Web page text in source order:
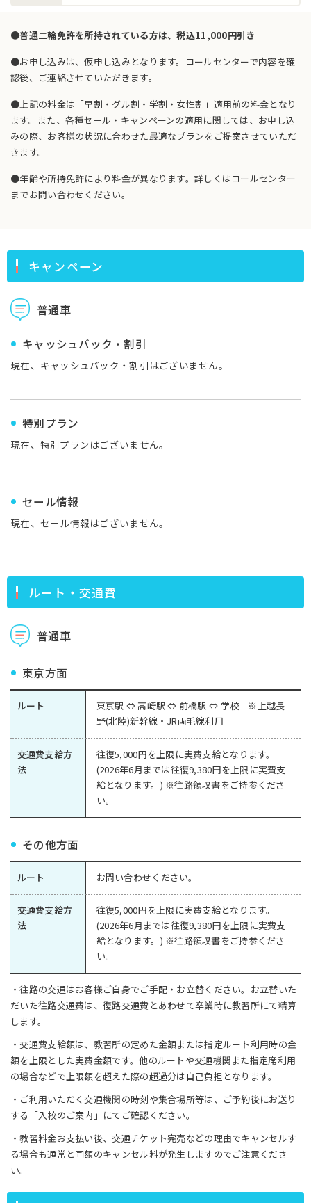
●普通二輪免許を所持されている方は、税込11,000円引き
●お申し込みは、仮申し込みとなります。コールセンターで内容を確
認後、ご連絡させていただきます。
●上記の料金は「早割・グル割・学割・女性割」適用前の料金となり
ます。また、各種セール・キャンペーンの適用に関しては、お申し込
みの際、お客様の状況に合わせた最適なプランをご提案させていただ
きます。
●年齢や所持免許により料金が異なります。詳しくはコールセンター
までお問い合わせください。
キャンペーン
普通車
キャッシュバック・割引
現在、キャッシュバック・割引はございません。
特別プラン
現在、特別プランはございません。
セール情報
現在、セール情報はございません。
ルート・交通費
普通車
東京方面
ルート
東京駅 ⇔ 高崎駅 ⇔ 前橋駅 ⇔ 学校 ※上越長
野(北陸)新幹線・JR両毛線利用
交通費支給方
法
往復5,000円を上限に実費支給となります。
(2026年6月までは往復9,380円を上限に実費支
給となります。) ※往路領収書をご持参くださ
い。
その他方面
ルート お問い合わせください。
交通費支給方
法
往復5,000円を上限に実費支給となります。
(2026年6月までは往復9,380円を上限に実費支
給となります。) ※往路領収書をご持参くださ
い。
・往路の交通はお客様ご自身でご手配・お立替ください。お立替いた
だいた往路交通費は、復路交通費とあわせて卒業時に教習所にて精算
します。
・交通費支給額は、教習所の定めた金額または指定ルート利用時の金
額を上限とした実費金額です。他のルートや交通機関また指定席利用
の場合などで上限額を超えた際の超過分は自己負担となります。
・ご利用いただく交通機関の時刻や集合場所等は、ご予約後にお送り
する「入校のご案内」にてご確認ください。
・教習料金お支払い後、交通チケット完売などの理由でキャンセルす
る場合も通常と同額のキャンセル料が発生しますのでご注意くださ
い。